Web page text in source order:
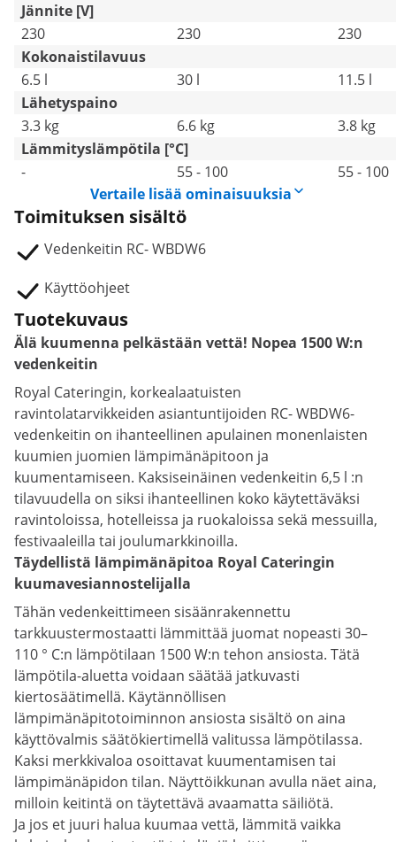
Jännite [V]
230
230
230
Kokonaistilavuus
6.5 l
30 l
11.5 l
Lähetyspaino
3.3 kg
6.6 kg
3.8 kg
Lämmityslämpötila [°C]
-
55 - 100
55 - 100
Vertaile lisää ominaisuuksia
Toimituksen sisältö
Vedenkeitin RC- WBDW6
Käyttöohjeet
Tuotekuvaus
Älä kuumenna pelkästään vettä! Nopea 1500 W:n
vedenkeitin
Royal Cateringin, korkealaatuisten
ravintolatarvikkeiden asiantuntijoiden RC- WBDW6-
vedenkeitin on ihanteellinen apulainen monenlaisten
kuumien juomien lämpimänäpitoon ja
kuumentamiseen. Kaksiseinäinen vedenkeitin 6,5 l :n
tilavuudella on siksi ihanteellinen koko käytettäväksi
ravintoloissa, hotelleissa ja ruokaloissa sekä messuilla,
festivaaleilla tai joulumarkkinoilla.
Täydellistä lämpimänäpitoa Royal Cateringin
kuumavesiannostelijalla
Tähän vedenkeittimeen sisäänrakennettu
tarkkuustermostaatti lämmittää juomat nopeasti 30–
110 ° C:n lämpötilaan 1500 W:n tehon ansiosta. Tätä
lämpötila-aluetta voidaan säätää jatkuvasti
kiertosäätimellä. Käytännöllisen
lämpimänäpitotoiminnon ansiosta sisältö on aina
käyttövalmis säätökiertimellä valitussa lämpötilassa.
Kaksi merkkivaloa osoittavat kuumentamisen tai
lämpimänäpidon tilan. Näyttöikkunan avulla näet aina,
milloin keitintä on täytettävä avaamatta säiliötä.
Ja jos et juuri halua kuumaa vettä, lämmitä vaikka